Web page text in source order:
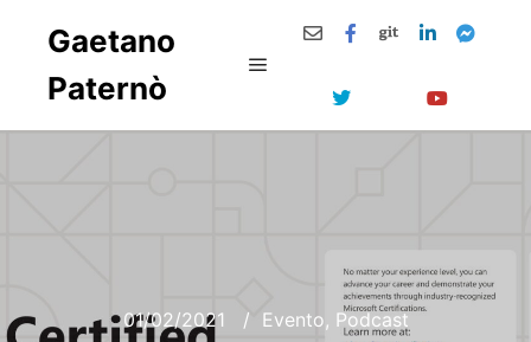
Gaetano
Paternò
Menu principale
01/02/2021 Evento, Podcast